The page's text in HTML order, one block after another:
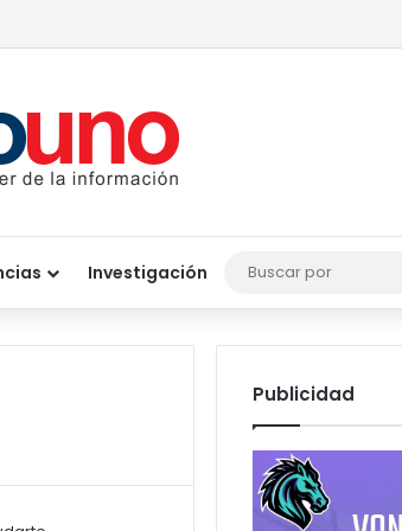
4 mil pesos por becerro
Investigación
Publicidad